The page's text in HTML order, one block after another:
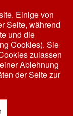
Einige von
Seite, während
und die
Cookies). Sie
zulassen
Ablehnung
der Seite zur